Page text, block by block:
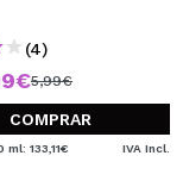
(4)
5,99€
COMPRAR
133,11€ IVA Incl.